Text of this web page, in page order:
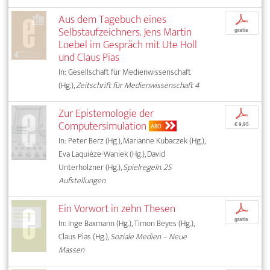
Aus dem Tagebuch eines
Selbstaufzeichners. Jens Martin
Loebel im Gespräch mit Ute Holl
und Claus Pias
In: Gesellschaft für Medienwissenschaft
(Hg.),Zeitschrift für Medienwissenschaft 4
p
gratis
Zur Epistemologie der
Computersimulation ABO
In: Peter Berz (Hg.), Marianne Kubaczek (Hg.),
Eva Laquièze-Waniek (Hg.), David
Unterholzner (Hg.),Spielregeln. 25
Aufstellungen
p
€ 9,95
Ein Vorwort in zehn Thesen
In: Inge Baxmann (Hg.), Timon Beyes (Hg.),
Claus Pias (Hg.),Soziale Medien – Neue
Massen
p
gratis